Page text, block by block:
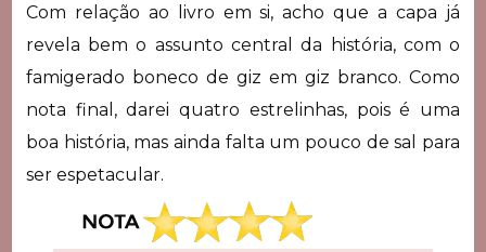
Com relação ao livro em si, acho que a capa já
revela bem o assunto central da história, com o
famigerado boneco de giz em giz branco. Como
nota final, darei quatro estrelinhas, pois é uma
boa história, mas ainda falta um pouco de sal para
ser espetacular.